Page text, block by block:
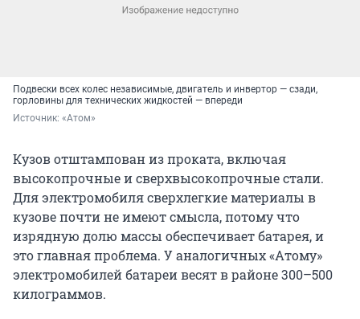
Подвески всех колес независимые, двигатель и инвертор — сзади,
горловины для технических жидкостей — впереди
Источник: «Атом»
Кузов отштампован из проката, включая
высокопрочные и сверхвысокопрочные стали.
Для электромобиля сверхлегкие материалы в
кузове почти не имеют смысла, потому что
изрядную долю массы обеспечивает батарея, и
это главная проблема. У аналогичных «Атому»
электромобилей батареи весят в районе 300–500
килограммов.